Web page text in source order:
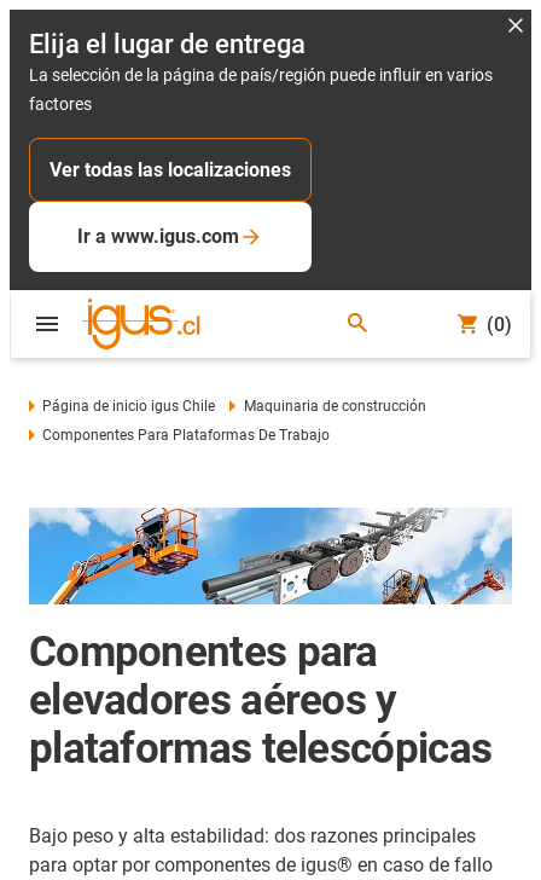
Elija el lugar de entrega
La selección de la página de país/región puede influir en varios
factores
Ver todas las localizaciones
Ir a www.igus.com
(0)
Página de inicio igus Chile
Maquinaria de construcción
Componentes Para Plataformas De Trabajo
Componentes para
elevadores aéreos y
plataformas telescópicas
Bajo peso y alta estabilidad: dos razones principales
para optar por componentes de igus® en caso de fallo